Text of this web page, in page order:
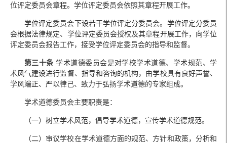
位评定委员会章程。学位评定委员会依照其章程开展工作。
学位评定委员会下设若干学位评定分委员会。学位评定分委员
会根据法律规定、学位评定委员会授权及其章程开展工作，向学位
评定委员会报告工作，接受学位评定委员会的指导和监督。
第三十条 学术道德委员会是对学校学术道德、学术规范、学
术风气建设进行监督、指导和咨询的机构，由学校具有良好声誉、
学风端正、严以律己、致力于弘扬学术道德的专家组成。
学术道德委员会主要职责是：
（一）树立学术风范，倡导学术道德，宣传学术道德规范。
（二）审议学校在学术道德方面的规范、方针和政策，分析和